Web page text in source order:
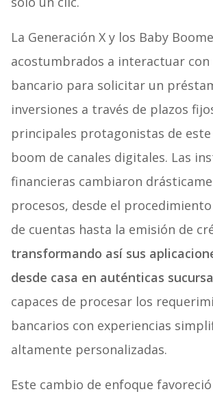
La Generación X y los Baby
acostumbrados a interactuar con
bancario para solicitar un
inversiones a través de plazos
principales protagonistas de
boom de canales digitales. Las
financieras cambiaron
procesos, desde el
de cuentas hasta la emisión de
transformando así sus
desde casa en auténticas
capaces de procesar los
bancarios con experiencias
altamente personalizadas.
Este cambio de enfoque